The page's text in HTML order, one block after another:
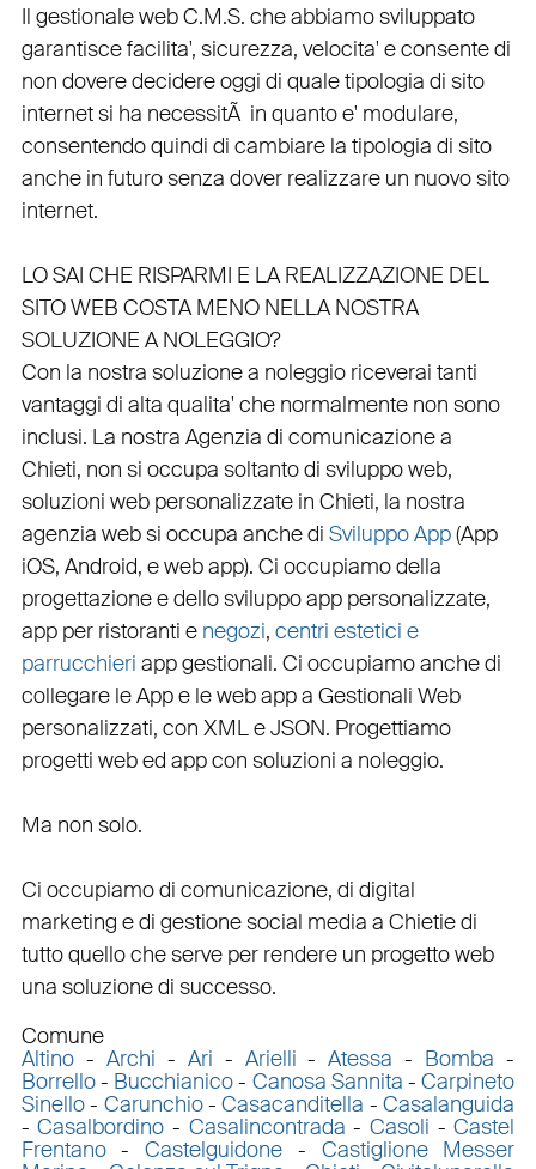
Il gestionale web C.M.S. che abbiamo sviluppato
garantiscefacilita', sicurezza, velocita' e consente di
non dovere decidere oggi di quale tipologia di sito
internet si ha necessitÃ in quanto e' modulare,
consentendo quindi di cambiare la tipologia di sito
anche in futuro senza dover realizzare un nuovo sito
internet.
LO SAI CHE RISPARMI E LA REALIZZAZIONE DEL
SITO WEB COSTA MENO NELLA NOSTRA
SOLUZIONE A NOLEGGIO?
Con la nostra soluzione a noleggio riceverai tanti
vantaggi di alta qualita' che normalmente non sono
inclusi. La nostra Agenzia di comunicazione a
Chieti, non si occupa soltanto di sviluppo web,
soluzioni web personalizzate in Chieti, la nostra
agenzia websi occupa anche di Sviluppo App(App
iOS, Android, eweb app). Ci occupiamo della
progettazionee dellosviluppo app personalizzate,
app per ristoranti e negozi, centri estetici e
parrucchieri app gestionali. Ci occupiamo anche di
collegareleAppe leweb appa Gestionali Web
personalizzati, con XMLeJSON. Progettiamo
progetti webed appcon soluzioni a noleggio.
Ma non solo.
Ci occupiamo di comunicazione, di digital
marketing e di gestione social media a Chietie di
tutto quello che serve per rendere un progetto web
una soluzione di successo.
Comune
Altino- Archi - Ari - Arielli -Atessa - Bomba -
Borrello- Bucchianico- Canosa Sannita -Carpineto
Sinello- Carunchio-Casacanditella -Casalanguida
-Casalbordino - Casalincontrada -Casoli -Castel
Frentano-Castelguidone - Castiglione Messer